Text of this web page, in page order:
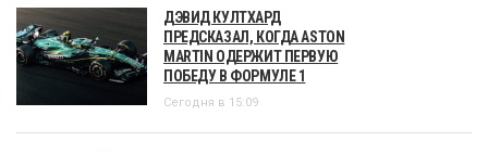
ДЭВИД КУЛТХАРД
ПРЕДСКАЗАЛ, КОГДА ASTON
MARTIN ОДЕРЖИТ ПЕРВУЮ
ПОБЕДУ В ФОРМУЛЕ 1
Сегодня в 15:09